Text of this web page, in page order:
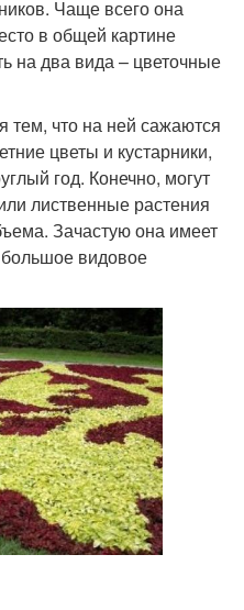
Чаще всего она
в общей картине
на два вида – цветочные
тем, что на ней сажаются
цветы и кустарники,
год. Конечно, могут
лиственные растения
Зачастую она имеет
большое видовое